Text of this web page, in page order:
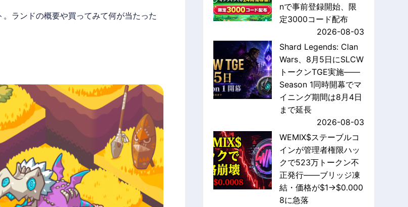
ランドの概要や買ってみて何が当たった
nで事前登録開始、限
定3000コード配布
2026-08-03
Shard Legends: Clan
Wars、8月5日にSLCW
トークンTGE実施——
Season 1同時開幕でマ
イニング期間は8月4日
まで延長
2026-08-03
WEMIX$ステーブルコ
インが管理者権限ハッ
クで523万トークン不
正発行——ブリッジ凍
結・価格が$1→$0.000
8に急落